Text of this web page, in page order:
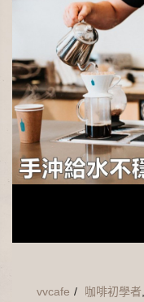
vvcafe 咖啡初學者